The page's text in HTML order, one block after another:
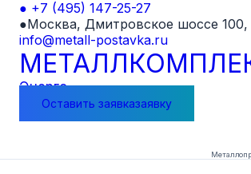
● +7 (495) 147-25-27
●Москва, Дмитровское шоссе 100,
info@metall-postavka.ru
МЕТАЛЛ
Энерго
Оставить заявказаявку